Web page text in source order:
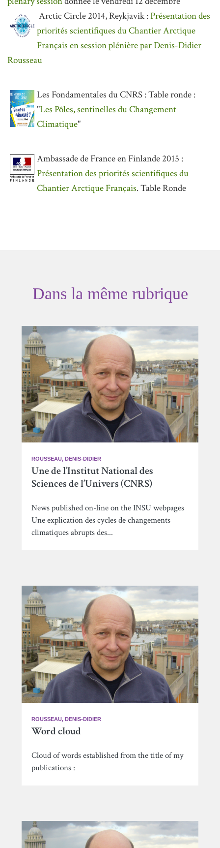
Arctic Circle 2014, Reykjavik :Présentation des
priorités scientifiques du Chantier Arctique
Français en session plénière par Denis-Didier
Rousseau
Les Fondamentales du CNRS : Table ronde :
"Les Pôles, sentinelles du Changement
Climatique"
Ambassade de France en Finlande 2015 :
Présentation des priorités scientifiques du
Chantier Arctique Français. Table Ronde
Dans la même rubrique
ROUSSEAU, DENIS-DIDIER
Une de l’Institut National des
Sciences de l’Univers (CNRS)
News published on-line on the INSU webpages
Une explication des cycles de changements
climatiques abrupts des...
ROUSSEAU, DENIS-DIDIER
Word cloud
Cloud of words established from the title of my
publications :